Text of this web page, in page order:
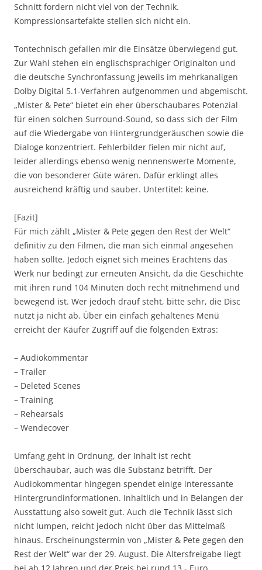
Schnitt fordern nicht viel von der Technik.
Kompressionsartefakte stellen sich nicht ein.
Tontechnisch gefallen mir die Einsätze überwiegend gut.
Zur Wahl stehen ein englischsprachiger Originalton und
die deutsche Synchronfassung jeweils im mehrkanaligen
Dolby Digital 5.1-Verfahren aufgenommen und abgemischt.
„Mister & Pete“ bietet ein eher überschaubares Potenzial
für einen solchen Surround-Sound, so dass sich der Film
auf die Wiedergabe von Hintergrundgeräuschen sowie die
Dialoge konzentriert. Fehlerbilder fielen mir nicht auf,
leider allerdings ebenso wenig nennenswerte Momente,
die von besonderer Güte wären. Dafür erklingt alles
ausreichend kräftig und sauber. Untertitel: keine.
[Fazit]
Für mich zählt „Mister & Pete gegen den Rest der Welt“
definitiv zu den Filmen, die man sich einmal angesehen
haben sollte. Jedoch eignet sich meines Erachtens das
Werk nur bedingt zur erneuten Ansicht, da die Geschichte
mit ihren rund 104 Minuten doch recht mitnehmend und
bewegend ist. Wer jedoch drauf steht, bitte sehr, die Disc
nutzt ja nicht ab. Über ein einfach gehaltenes Menü
erreicht der Käufer Zugriff auf die folgenden Extras:
– Audiokommentar
– Trailer
– Deleted Scenes
– Training
– Rehearsals
– Wendecover
Umfang geht in Ordnung, der Inhalt ist recht
überschaubar, auch was die Substanz betrifft. Der
Audiokommentar hingegen spendet einige interessante
Hintergrundinformationen. Inhaltlich und in Belangen der
Ausstattung also soweit gut. Auch die Technik lässt sich
nicht lumpen, reicht jedoch nicht über das Mittelmaß
hinaus. Erscheinungstermin von „Mister & Pete gegen den
Rest der Welt“ war der 29. August. Die Altersfreigabe liegt